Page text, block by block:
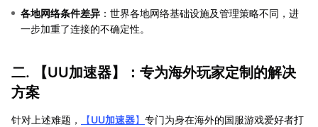
各地网络条件差异 ：世界各地网络基础设施及管理策略不同，进
一步加重了连接的不确定性。
二. 【UU加速器】：专为海外玩家定制的解决
方案
针对上述难题， 【UU加速器】 专门为身在海外的国服游戏爱好者打